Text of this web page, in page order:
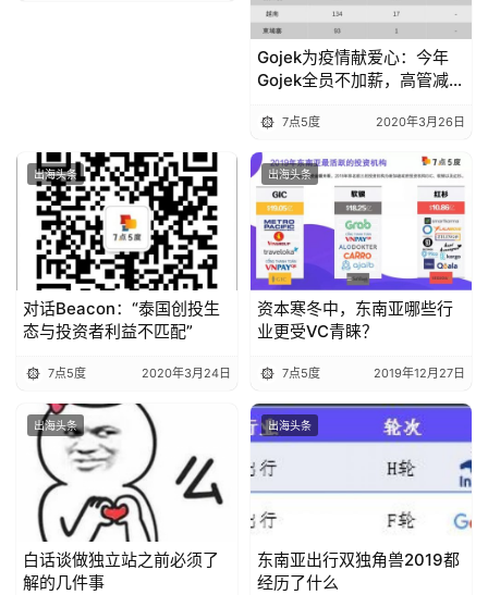
Gojek为疫情献爱心：今年
Gojek全员不加薪，高管减薪
7点5度 2020年3月26日
出海头条
对话Beacon：“泰国创投生
态与投资者利益不匹配”
7点5度 2020年3月24日
出海头条
资本寒冬中，东南亚哪些行
业更受VC青睐？
7点5度 2019年12月27日
出海头条
白话谈做独立站之前必须了
解的几件事
出海头条
东南亚出行双独角兽2019都
经历了什么